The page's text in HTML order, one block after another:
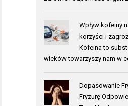
Wpływ kofeiny
korzyści i
Kofeina to
wieków towarzyszy nam w
Dopasowanie
Fryzurę